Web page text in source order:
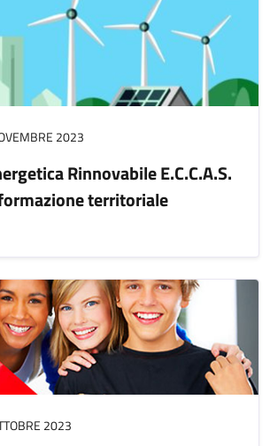
2023
Rinnovabile E.C.C.A.S.
territoriale
2023